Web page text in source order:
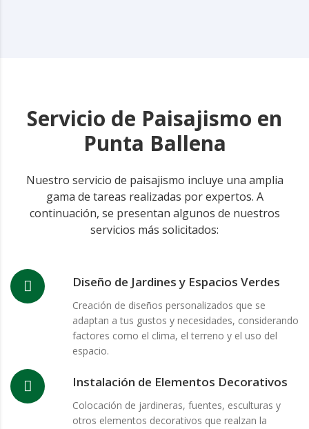
Servicio de Paisajismo en
Punta Ballena
Nuestro servicio de paisajismo incluye una amplia
gama de tareas realizadas por expertos. A
continuación, se presentan algunos de nuestros
servicios más solicitados:
Diseño de Jardines y Espacios Verdes
Creación de diseños personalizados que se
adaptan a tus gustos y necesidades, considerando
factores como el clima, el terreno y el uso del
espacio.
Instalación de Elementos Decorativos
Colocación de jardineras, fuentes, esculturas y
otros elementos decorativos que realzan la